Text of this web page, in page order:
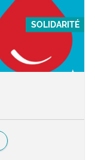
SOLIDARITÉ